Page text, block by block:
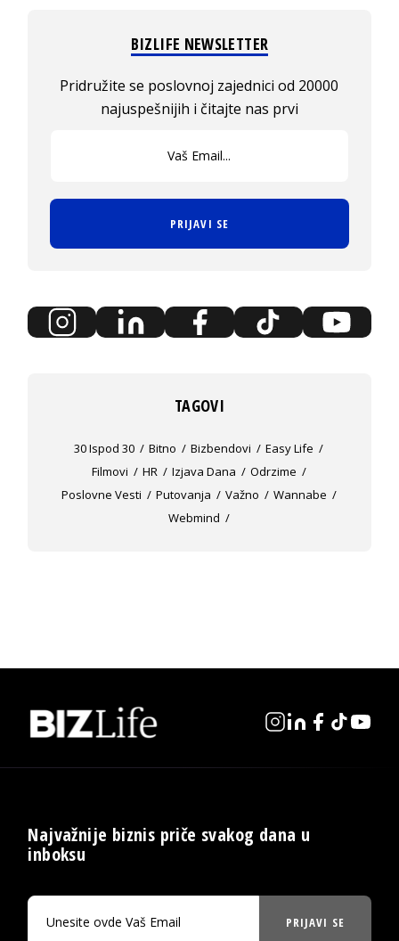
BIZLIFE NEWSLETTER
Pridružite se poslovnoj zajednici od 20000
najuspešnijih i čitajte nas prvi
PRIJAVI SE
TAGOVI
30 Ispod 30 Bitno Bizbendovi
Easy Life
Filmovi
HR Izjava Dana
Odrzime
Poslovne Vesti
Putovanja Važno
Wannabe
Webmind
Najvažnije biznis priče svakog dana u
inboksu
PRIJAVI SE